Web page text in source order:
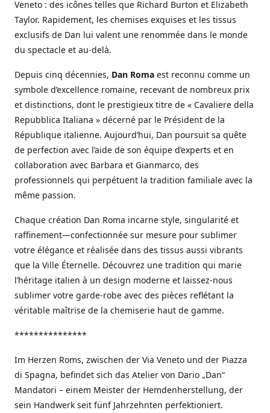
Veneto : des icônes telles que Richard Burton et Elizabeth
Taylor. Rapidement, les chemises exquises et les tissus
exclusifs de Dan lui valent une renommée dans le monde
du spectacle et au-delà.
Depuis cinq décennies, Dan Roma est reconnu comme un
symbole d’excellence romaine, recevant de nombreux prix
et distinctions, dont le prestigieux titre de « Cavaliere della
Repubblica Italiana » décerné par le Président de la
République italienne. Aujourd’hui, Dan poursuit sa quête
de perfection avec l’aide de son équipe d’experts et en
collaboration avec Barbara et Gianmarco, des
professionnels qui perpétuent la tradition familiale avec la
même passion.
Chaque création Dan Roma incarne style, singularité et
raffinement—confectionnée sur mesure pour sublimer
votre élégance et réalisée dans des tissus aussi vibrants
que la Ville Éternelle. Découvrez une tradition qui marie
l’héritage italien à un design moderne et laissez-nous
sublimer votre garde-robe avec des pièces reflétant la
véritable maîtrise de la chemiserie haut de gamme.
***************
Im Herzen Roms, zwischen der Via Veneto und der Piazza
di Spagna, befindet sich das Atelier von Dario „Dan“
Mandatori – einem Meister der Hemdenherstellung, der
sein Handwerk seit fünf Jahrzehnten perfektioniert.